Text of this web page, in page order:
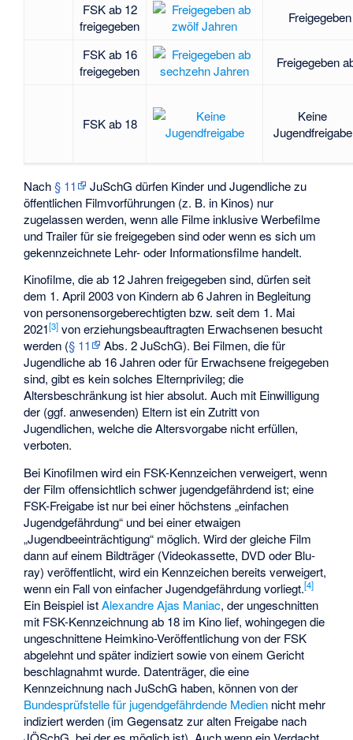
FSK ab 12
freigegeben
FSK ab 16
freigegeben
Freigegeben
FSK ab 18
Keine
Jugendfreigabe
Nach§ 11
JuSchG dürfen Kinder und Jugendliche zu
öffentlichen Filmvorführungen (z. B. in Kinos) nur
zugelassen werden, wenn alle Filme inklusive Werbefilme
und Trailer für sie freigegeben sind oder wenn es sich um
gekennzeichnete Lehr- oder Informationsfilme handelt.
Kinofilme, die ab 12 Jahren freigegeben sind, dürfen seit
dem 1. April 2003 von Kindern ab 6 Jahren in Begleitung
von personensorgeberechtigten bzw. seit dem 1. Mai
2021[3] von erziehungsbeauftragten Erwachsenen besucht
werden (§ 11
Abs. 2 JuSchG). Bei Filmen, die für
Jugendliche ab 16 Jahren oder für Erwachsene freigegeben
sind, gibt es kein solches Elternprivileg; die
Altersbeschränkung ist hier absolut. Auch mit Einwilligung
der (ggf. anwesenden) Eltern ist ein Zutritt von
Jugendlichen, welche die Altersvorgabe nicht erfüllen,
verboten.
Bei Kinofilmen wird ein FSK-Kennzeichen verweigert, wenn
der Film offensichtlich schwer jugendgefährdend ist; eine
FSK-Freigabe ist nur bei einer höchstens „einfachen
Jugendgefährdung“ und bei einer etwaigen
„Jugendbeeinträchtigung“ möglich. Wird der gleiche Film
dann auf einem Bildträger (Videokassette, DVD oder Blu-
ray) veröffentlicht, wird ein Kennzeichen bereits verweigert,
wenn ein Fall von einfacher Jugendgefährdung vorliegt.[4]
Ein Beispiel istAlexandre Ajas Maniac, der ungeschnitten
mit FSK-Kennzeichnung ab 18 im Kino lief, wohingegen die
ungeschnittene Heimkino-Veröffentlichung von der FSK
abgelehnt und später indiziert sowie von einem Gericht
beschlagnahmt wurde. Datenträger, die eine
Kennzeichnung nach JuSchG haben, können von der
Bundesprüfstelle für jugendgefährdende Medien nicht mehr
indiziert werden (im Gegensatz zur alten Freigabe nach